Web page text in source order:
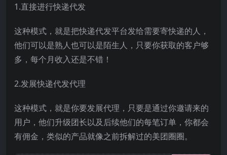
1.直接进行快递代发
这种模式，就是把快递代发平台发给需要寄快递的人，
他们可以是熟人也可以是陌生人，只要你获取的客户够
多，每个月收入还是不错！
2.发展快递代发代理
这种模式，就是你要发展代理，只要是通过你邀请来的
用户，他们升级团长以及后续他们的每笔订单，你都会
有佣金，类似的产品就像之前拆解过的美团圈圈。